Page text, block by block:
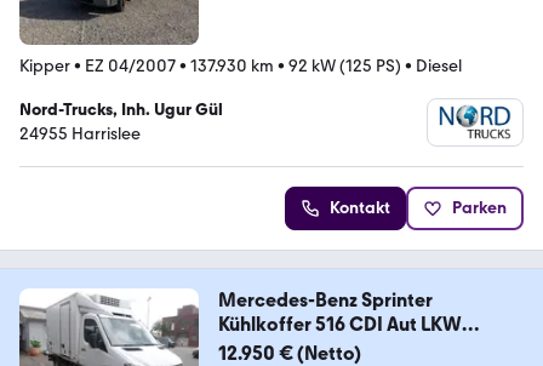
Kipper• EZ 04/2007• 137.930 km • 92 kW (125 PS) • Diesel
Nord-Trucks, Inh. Ugur Gül
24955 Harrislee
Kontakt Parken
Mercedes-Benz Sprinter
Kühlkoffer 516 CDI Aut LKW
Tiefkühler
12.950 € (Netto)